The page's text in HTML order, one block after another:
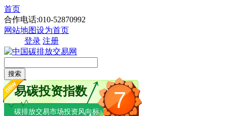
首页
合作电话:010-52870992
网站地图设为首页
登录 注册
搜索
7
易碳投资指数
碳排放交易市场投资风向标